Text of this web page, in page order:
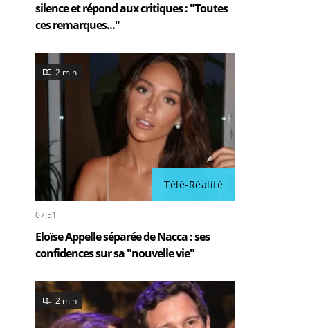
silence et répond aux critiques : "Toutes
ces remarques..."
Télé-Réalité
2 min
07:51
Eloïse Appelle séparée de Nacca : ses
confidences sur sa "nouvelle vie"
2 min